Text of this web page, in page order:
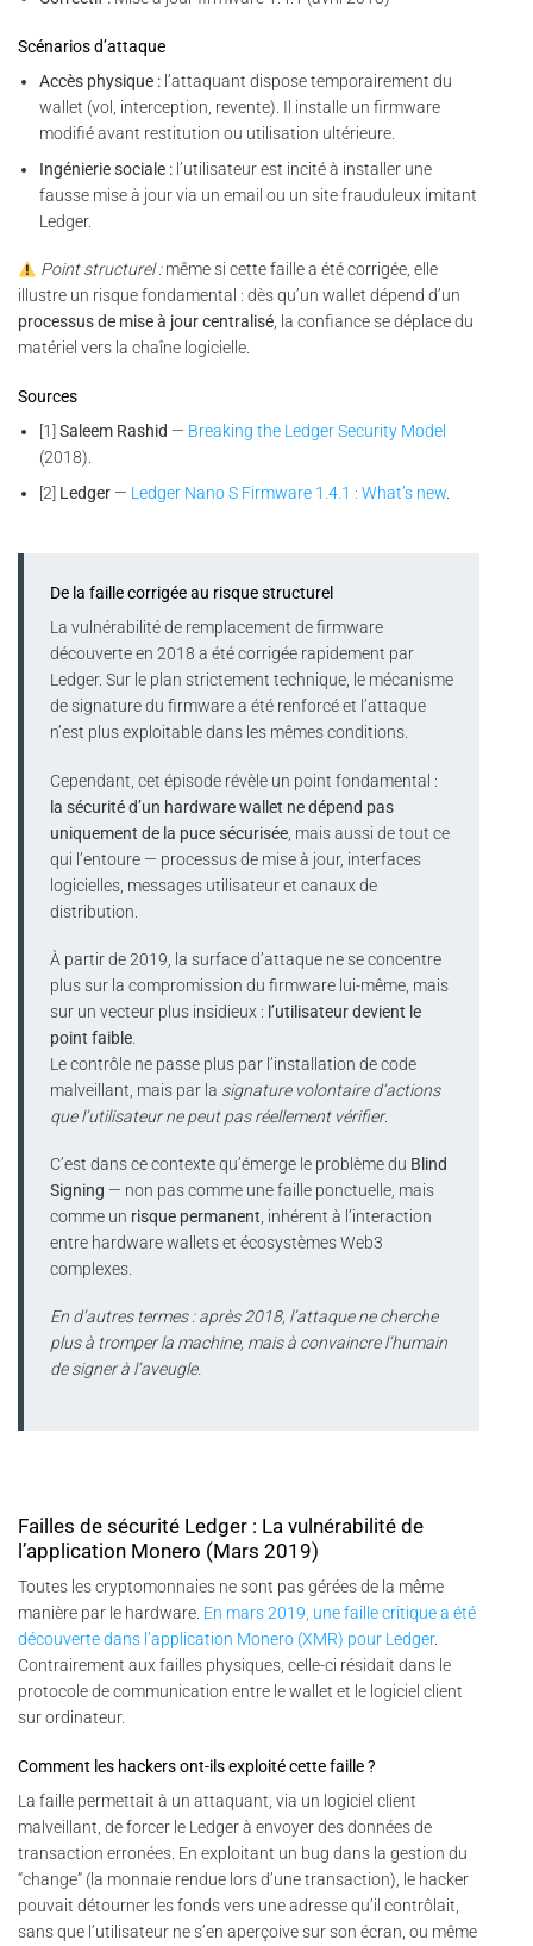
Scénarios d’attaque
Accès physique : l’attaquant dispose temporairement du
wallet (vol, interception, revente). Il installe un firmware
modifié avant restitution ou utilisation ultérieure.
Ingénierie sociale : l’utilisateur est incité à installer une
fausse mise à jour via un email ou un site frauduleux imitant
Ledger.
Point structurel :même si cette faille a été corrigée, elle
illustre un risque fondamental : dès qu’un wallet dépend d’un
processus de mise à jour centralisé, la confiance se déplace du
matériel vers la chaîne logicielle.
Sources
[1]Saleem Rashid — Breaking the Ledger Security Model
(2018).
[2] Ledger — Ledger Nano S Firmware 1.4.1 : What’s new.
De la faille corrigée au risque structurel
La vulnérabilité de remplacement de firmware
découverte en 2018 a été corrigée rapidement par
Ledger. Sur le plan strictement technique, le mécanisme
de signature du firmware a été renforcé et l’attaque
n’est plus exploitable dans les mêmes conditions.
Cependant, cet épisode révèle un point fondamental :
la sécurité d’un hardware wallet ne dépend pas
uniquement de la puce sécurisée , mais aussi de tout ce
qui l’entoure — processus de mise à jour, interfaces
logicielles, messages utilisateur et canaux de
distribution.
À partir de 2019, la surface d’attaque ne se concentre
plus sur la compromission du firmware lui-même, mais
sur un vecteur plus insidieux : l’utilisateur devient le
point faible
Le contrôle ne passe plus par l’installation de code
malveillant, mais par la signature volontaire d’actions
que l’utilisateur ne peut pas réellement vérifier.
C’est dans ce contexte qu’émerge le problème du Blind
Signing — non pas comme une faille ponctuelle, mais
comme un risque permanent , inhérent à l’interaction
entre hardware wallets et écosystèmes Web3
complexes.
En d’autres termes : après 2018, l’attaque ne cherche
plus à tromper la machine, mais à convaincre l’humain
de signer à l’aveugle.
Failles de sécurité Ledger : La vulnérabilité de
l’application Monero (Mars 2019)
Toutes les cryptomonnaies ne sont pas gérées de la même
manière par le hardware. En mars 2019, une faille critique a été
découverte dans l’application Monero (XMR) pour Ledger.
Contrairement aux failles physiques, celle-ci résidait dans le
protocole de communication entre le wallet et le logiciel client
sur ordinateur.
Comment les hackers ont-ils exploité cette faille ?
La faille permettait à un attaquant, via un logiciel client
malveillant, de forcer le Ledger à envoyer des données de
transaction erronées. En exploitant un bug dans la gestion du
“change” (la monnaie rendue lors d’une transaction), le hacker
pouvait détourner les fonds vers une adresse qu’il contrôlait,
sans que l’utilisateur ne s’en aperçoive sur son écran, ou même